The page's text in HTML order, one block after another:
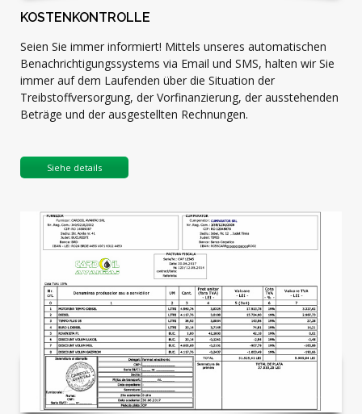
KOSTENKONTROLLE
Seien Sie immer informiert! Mittels unseres automatischen
Benachrichtigungssystems via Email und SMS, halten wir Sie
immer auf dem Laufenden über die Situation der
Treibstoffversorgung, der Vorfinanzierung, der ausstehenden
Beträge und der ausgestellten Rechnungen.
Siehe details